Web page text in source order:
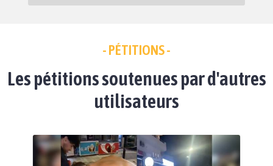
- PÉTITIONS -
Les pétitions soutenues par d'autres
utilisateurs